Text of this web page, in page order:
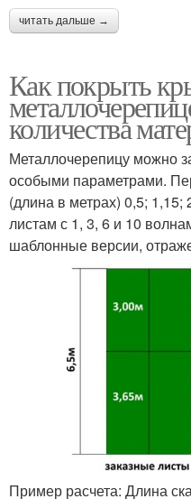
читать дальше →
Как покрыть
количества
Металлочерепицу можно
особыми параметрами.
(длина в метрах) 0,5;
листам с 1, 3, 6 и 10
шаблонные версии,
Пример расчета: Длина